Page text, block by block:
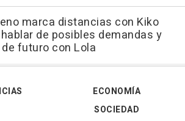
marca distancias con Kiko
de posibles demandas y
futuro con Lola
ECONOMÍA
SOCIEDAD